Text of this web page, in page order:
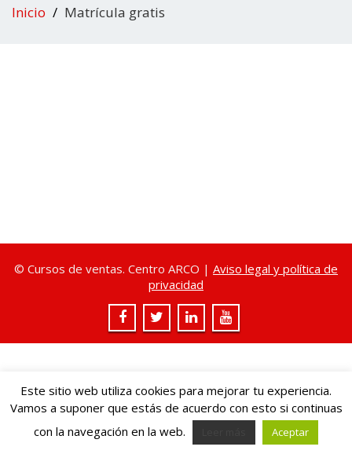
Inicio Matrícula gratis
© Cursos de ventas. Centro ARCO | Aviso legal y política de
privacidad
Este sitio web utiliza cookies para mejorar tu experiencia.
Vamos a suponer que estás de acuerdo con esto si continuas
con la navegación en la web.
Aceptar